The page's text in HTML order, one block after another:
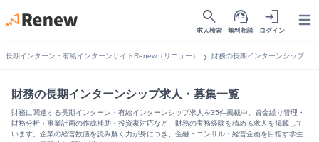
search
求人検索
support_agent
無料相談
login
ログイン
長期インターン・有給インターンサイトRenew（リニュー） chevron_right 財務の長期インターンシップ
財務の長期インターンシップ求人・募集一覧
財務に関連する長期インターン・有給インターンシップ求人を35件掲載中。資金繰り管理・
財務分析・事業計画の作成補助・投資家対応など、財務の実務経験を積める求人を掲載して
います。企業の経営数値を読み解く力が身につき、金融・コンサル・経営企画を目指す学生